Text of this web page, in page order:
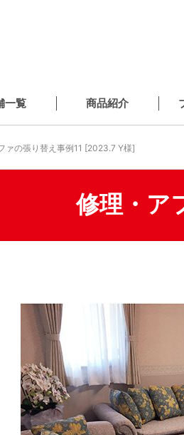
一覧 商品紹介
ァの張り替え事例11 [2023.7 Y様]
修理・ア